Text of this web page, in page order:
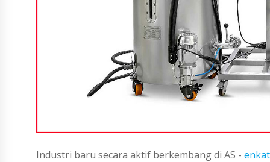
Industri baru secara aktif berkembang di AS -